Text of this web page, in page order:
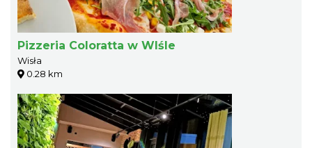
Pizzeria Coloratta w WIśle
Wisła
0.28 km